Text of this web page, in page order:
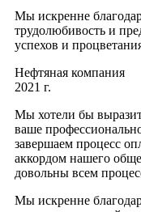
Мы искренне
трудолюбивость и
успехов и
Нефтяная компания
2021 г.
Мы хотели бы
ваше
завершаем процесс
аккордом нашего
довольны всем
Мы искренне